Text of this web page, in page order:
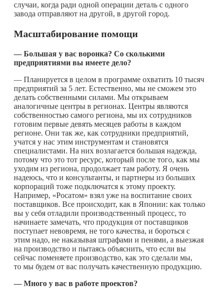
случаи, когда ради одной операции деталь с одного
завода отправляют на другой, в другой город.
Масштабирование помощи
— Большая у вас воронка? Со сколькими
предприятиями вы имеете дело?
— Планируется в целом в программе охватить 10 тысяч
предприятий за 5 лет. Естественно, мы не сможем это
делать собственными силами. Мы открываем
аналогичные центры в регионах. Центры являются
собственностью самого региона, мы их сотрудников
готовим первые девять месяцев работы в каждом
регионе. Они так же, как сотрудники предприятий,
учатся у нас этим инструментам и становятся
специалистами. На них возлагается большая надежда,
потому что это тот ресурс, который после того, как мы
уходим из региона, продолжает там работу. Я очень
надеюсь, что и консультанты, и партнеры из больших
корпораций тоже подключатся к этому проекту.
Например, «Росатом» взял уже на воспитание своих
поставщиков. Все происходит, как в Японии: как только
вы у себя отладили производственный процесс, то
начинаете замечать, что продукция от поставщиков
поступает невовремя, не того качества, и бороться с
этим надо, не наказывая штрафами и пенями, а выезжая
на производство и пытаясь объяснить, что если вы
сейчас поменяете производство, как это сделали мы,
то мы будем от вас получать качественную продукцию.
— Много у вас в работе проектов?